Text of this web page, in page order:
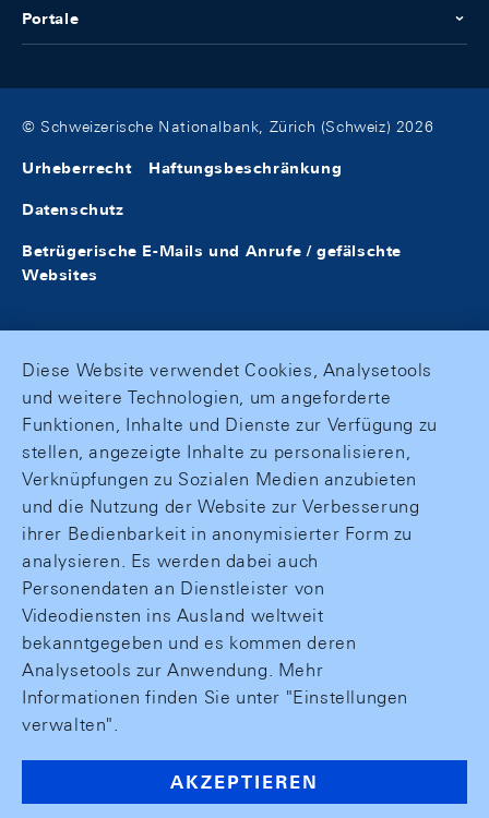
Portale
© Schweizerische Nationalbank, Zürich (Schweiz) 2026
Urheberrecht Haftungsbeschränkung
Datenschutz
Betrügerische E-Mails und Anrufe / gefälschte
Websites
Diese Website verwendet Cookies, Analysetools
und weitere Technologien, um angeforderte
Funktionen, Inhalte und Dienste zur Verfügung zu
stellen, angezeigte Inhalte zu personalisieren,
Verknüpfungen zu Sozialen Medien anzubieten
und die Nutzung der Website zur Verbesserung
ihrer Bedienbarkeit in anonymisierter Form zu
analysieren. Es werden dabei auch
Personendaten an Dienstleister von
Videodiensten ins Ausland weltweit
bekanntgegeben und es kommen deren
Analysetools zur Anwendung. Mehr
Informationen finden Sie unter "Einstellungen
verwalten".
AKZEPTIEREN